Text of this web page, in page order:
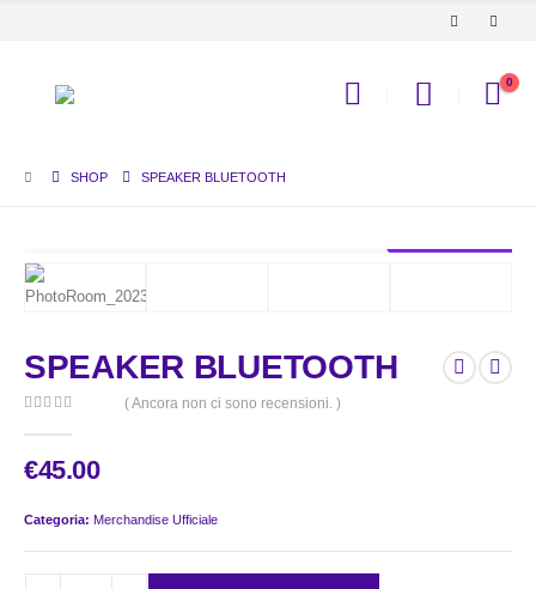
0
SHOP SPEAKER BLUETOOTH
SPEAKER BLUETOOTH
( Ancora non ci sono recensioni. )
€45.00
Categoria: Merchandise Ufficiale